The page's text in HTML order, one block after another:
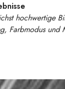
hochwertige
Farbmodus